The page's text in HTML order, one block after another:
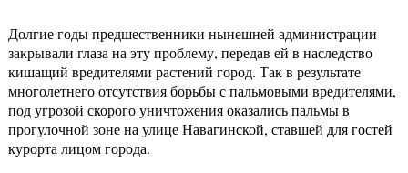
Долгие годы предшественники нынешней администрации
закрывали глаза на эту проблему, передав ей в наследство
кишащий вредителями растений город. Так в результате
многолетнего отсутствия борьбы с пальмовыми вредителями,
под угрозой скорого уничтожения оказались пальмы в
прогулочной зоне на улице Навагинской, ставшей для гостей
курорта лицом города.